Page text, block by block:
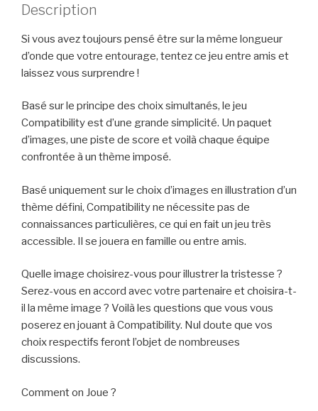
Description
Si vous avez toujours pensé être sur la même longueur
d’onde que votre entourage, tentez ce jeu entre amis et
laissez vous surprendre !
Basé sur le principe des choix simultanés, le jeu
Compatibility est d’une grande simplicité. Un paquet
d’images, une piste de score et voilà chaque équipe
confrontée à un thème imposé.
Basé uniquement sur le choix d’images en illustration d’un
thème défini, Compatibility ne nécessite pas de
connaissances particulières, ce qui en fait un jeu très
accessible. Il se jouera en famille ou entre amis.
Quelle image choisirez-vous pour illustrer la tristesse ?
Serez-vous en accord avec votre partenaire et choisira-t-
il la même image ? Voilà les questions que vous vous
poserez en jouant à Compatibility. Nul doute que vos
choix respectifs feront l’objet de nombreuses
discussions.
Comment on Joue ?